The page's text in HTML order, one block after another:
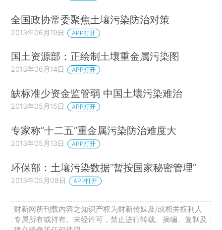
全国政协常委聚焦土壤污染防治对策
2013年06月19日 APP打开
国土资源部：正绘制土壤重金属污染图
2013年06月14日 APP打开
缺标准少资金监管弱 中国土壤污染难治
2013年05月15日 APP打开
专家称“十二五”重金属污染防治难度大
2013年05月13日 APP打开
环保部：土壤污染数据“暂按国家秘密管理”
2013年05月08日 APP打开
财新网所刊载内容之知识产权为财新传媒及/或相关权利人
专属所有或持有。未经许可，禁止进行转载、摘编、复制及